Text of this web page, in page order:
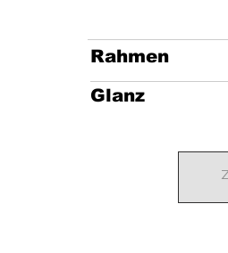
Rahmen
Glanz